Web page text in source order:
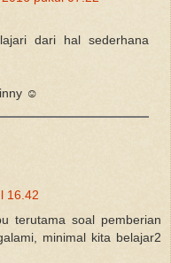
dari hal sederhana
☺
16.42
terutama soal pemberian
minimal kita belajar2